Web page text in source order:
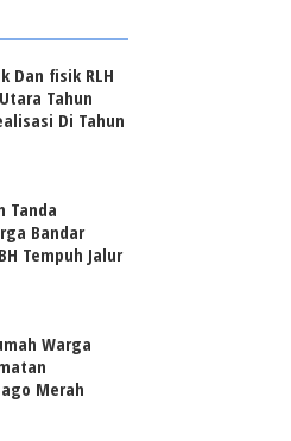
Dan fisik RLH
Tahun
Di Tahun
Tanda
Bandar
Tempuh Jalur
Warga
Merah